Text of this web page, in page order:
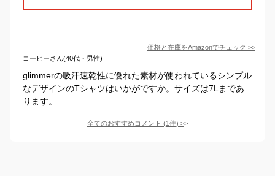
価格と在庫をAmazonでチェック >>
コーヒーさん(40代・男性)
glimmerの吸汗速乾性に優れた素材が使われているシンプル
なデザインのTシャツはいかがですか。サイズは7Lまであ
ります。
全てのおすすめコメント (1件) >